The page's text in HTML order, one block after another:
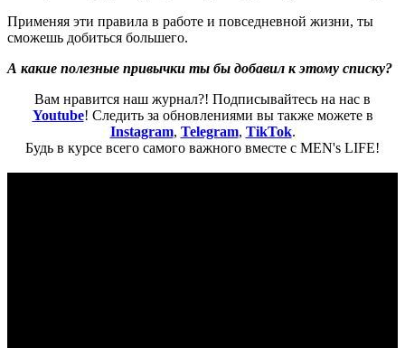
Применяя эти правила в работе и повседневной жизни, ты
сможешь добиться большего.
А какие полезные привычки ты бы добавил к этому списку?
Вам нравится наш журнал?! Подписывайтесь на нас в
Youtube! Следить за обновлениями вы также можете в
Instagram, Telegram, TikTok.
Будь в курсе всего самого важного вместе с MEN's LIFE!